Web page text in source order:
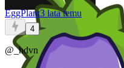
EggPlant3 lata temu
4
@_hdvn